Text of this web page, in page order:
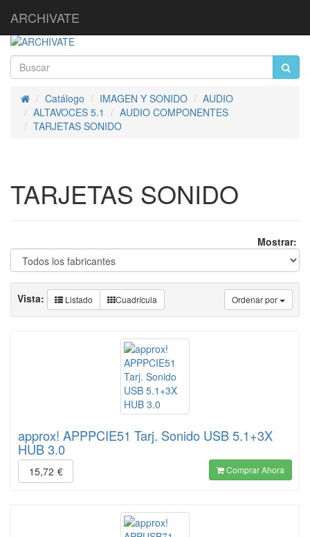
ARCHIVATE
InicioCatálogo IMAGEN Y SONIDO
AUDIO
ALTAVOCES 5.1
AUDIO COMPONENTES
TARJETAS SONIDO
TARJETAS SONIDO
Mostrar:
Ordenar por
Vista: Listado Cuadrícula
approx! APPPCIE51 Tarj. Sonido USB 5.1+3X
HUB 3.0
15,72 € Comprar Ahora